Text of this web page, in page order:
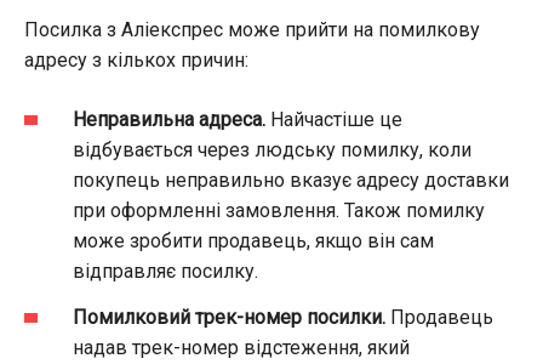
Посилка з Аліекспрес може прийти на помилкову
адресу з кількох причин:
Неправильна адреса. Найчастіше це
відбувається через людську помилку, коли
покупець неправильно вказує адресу доставки
при оформленні замовлення. Також помилку
може зробити продавець, якщо він сам
відправляє посилку.
Помилковий трек-номер посилки. Продавець
надав трек-номер відстеження, який